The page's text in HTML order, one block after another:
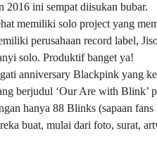
2016 ini sempat diisukan bubar.
memiliki solo project yang
perusahaan record label,
solo. Produktif banget ya!
anniversary Blackpink yang
berjudul ‘Our Are with Blink’
hanya 88 Blinks (sapaan
buat, mulai dari foto, surat,